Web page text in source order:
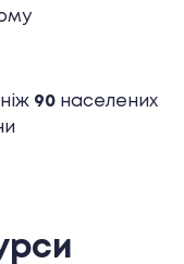
90 населених